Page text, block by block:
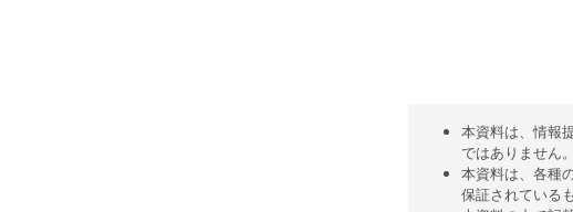
本資料は、情報
ではありません。
本資料は、各種
保証されている